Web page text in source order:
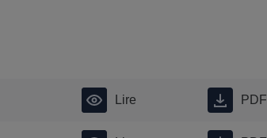
Lire PDF